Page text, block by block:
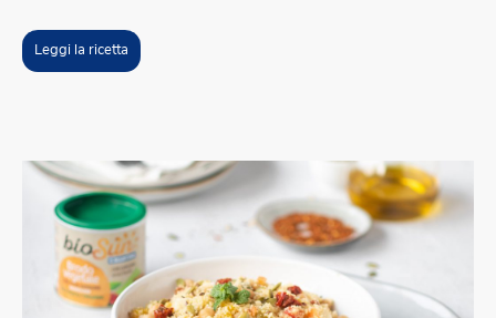
Leggi la ricetta